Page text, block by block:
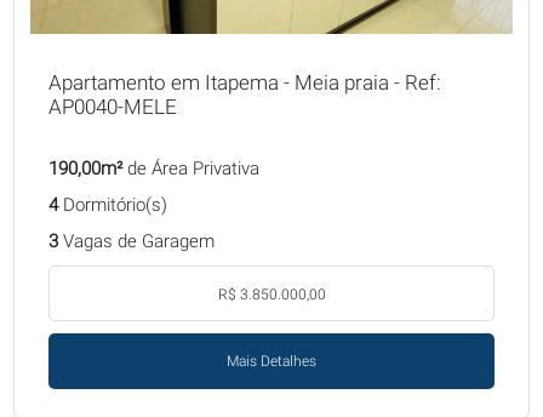
Apartamento em Itapema - Meia praia - Ref:
AP0040-MELE
190,00m²de Área Privativa
4Dormitório(s)
3Vagas de Garagem
R$ 3.850.000,00
Mais Detalhes